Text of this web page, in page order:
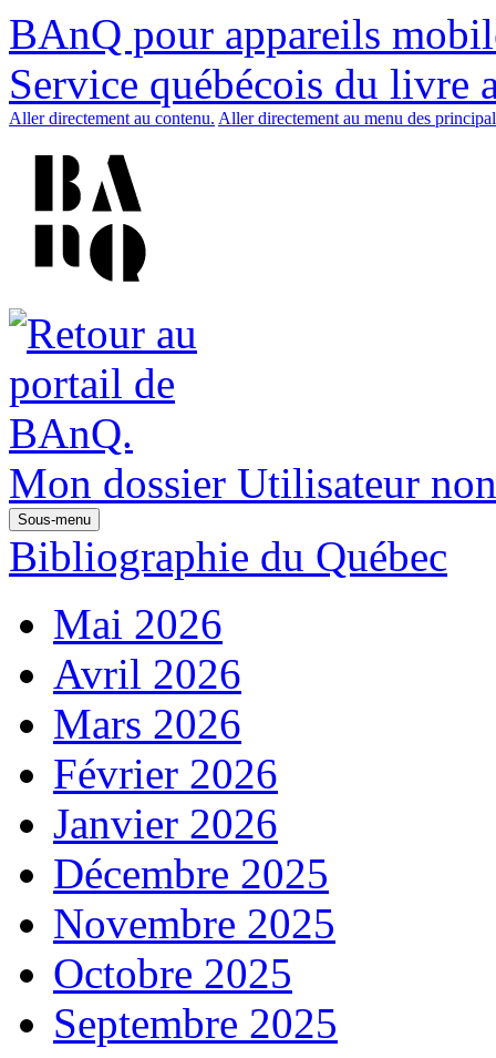
BAnQ pour appareils
Service québécois du livre
Aller directement au contenu. Aller directement au menu des
Mon dossier Utilisateur
Sous-menu
Bibliographie du Québec
Mai 2026
Avril 2026
Mars 2026
Février 2026
Janvier 2026
Décembre 2025
Novembre 2025
Octobre 2025
Septembre 2025